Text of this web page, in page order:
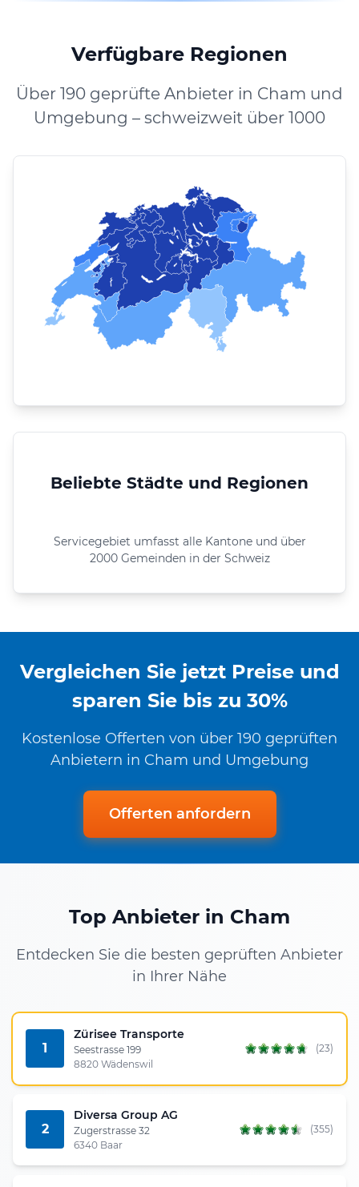
Verfügbare Regionen
Über 190 geprüfte Anbieter in Cham und
Umgebung – schweizweit über 1000
Beliebte Städte und Regionen
Servicegebiet umfasst alle Kantone und über
2000 Gemeinden in der Schweiz
Vergleichen Sie jetzt Preise und
sparen Sie bis zu 30%
Kostenlose Offerten von über 190 geprüften
Anbietern in Cham und Umgebung
Offerten anfordern
Top Anbieter in Cham
Entdecken Sie die besten geprüften Anbieter
in Ihrer Nähe
1
Zürisee Transporte
Seestrasse 199
8820 Wädenswil
(23)
2
Diversa Group AG
Zugerstrasse 32
6340 Baar
(355)